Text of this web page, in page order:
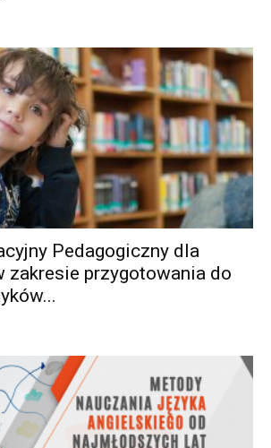
Pedagogiczny dla
zakresie przygotowania do